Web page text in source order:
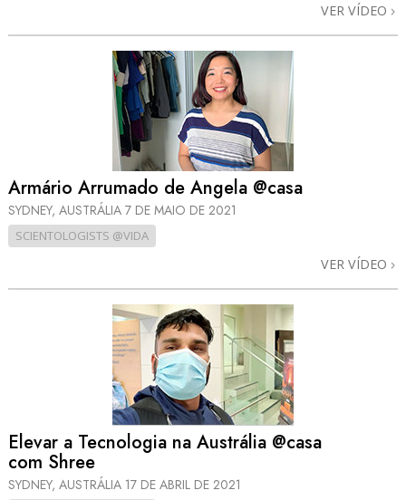
VER VÍDEO
Armário Arrumado de Angela @casa
SYDNEY, AUSTRÁLIA 7 DE MAIO DE 2021
SCIENTOLOGISTS @VIDA
VER VÍDEO
Elevar a Tecnologia na Austrália @casa
com Shree
SYDNEY, AUSTRÁLIA 17 DE ABRIL DE 2021